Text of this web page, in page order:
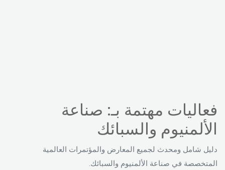
فعاليات مهتمة بـ: صناعة
الألمنيوم والسبائك
دليل شامل ومحدث لجميع المعارض والمؤتمرات العالمية
المتخصصة في صناعة الألمنيوم والسبائك.